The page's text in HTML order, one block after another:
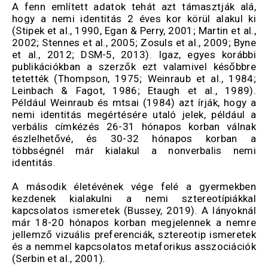
A fenn említett adatok tehát azt támasztják alá,
hogy a nemi identitás 2 éves kor körül alakul ki
(Stipek et al., 1990, Egan & Perry, 2001; Martin et al.,
2002; Stennes et al., 2005; Zosuls et al., 2009; Byne
et al., 2012; DSM-5, 2013). Igaz, egyes korábbi
publikációkban a szerzők ezt valamivel későbbre
tetették (Thompson, 1975; Weinraub et al., 1984;
Leinbach & Fagot, 1986; Etaugh et al., 1989).
Például Weinraub és mtsai (1984) azt írják, hogy a
nemi identitás megértésére utaló jelek, például a
verbális címkézés 26-31 hónapos korban válnak
észlelhetővé, és 30-32 hónapos korban a
többségnél már kialakul a nonverbalis nemi
identitás.
A második életévének vége felé a gyermekben
kezdenek kialakulni a nemi sztereotípiákkal
kapcsolatos ismeretek (Bussey, 2019). A lányoknál
már 18-20 hónapos korban megjelennek a nemre
jellemző vizuális preferenciák, sztereotip ismeretek
és a nemmel kapcsolatos metaforikus asszociációk
(Serbin et al., 2001).